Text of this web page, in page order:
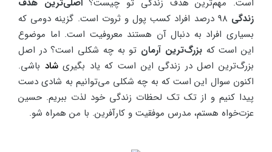
است. مهم‌ترین هدف زندگی تو چیست؟اصلی‌ترین هدف
زندگی
98 درصد افراد کسب پول و ثروت است. گزینه دومی که
بسیاری افراد به دنبال آن هستند معروفیت است. اما موضوع
این است کهبزرگ‌ترین آرمان تو به چه شکلی است؟ در اصل
بزرگ‌ترین اصل در زندگی این است که یاد بگیریشاد باشی.
اکنون سوال این است که به چه شکلی می‌توانیم به شادی دست
پیدا کنیم و از تک تک لحظات زندگی خود لذت ببریم. حسین
عزت‌خواه هستم، مدرس موفقیت و کارآفرین. با من همراه شو.